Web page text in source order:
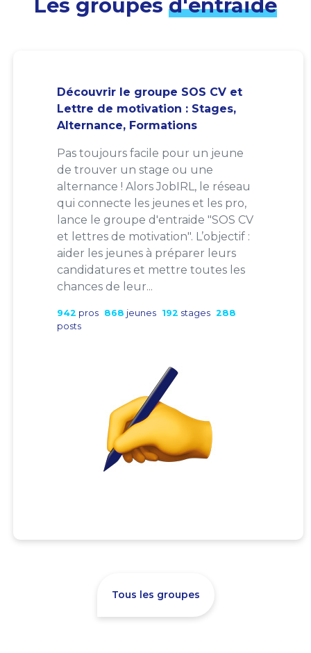
Les groupes d'entraide
Découvrir le groupe SOS CV et
Lettre de motivation : Stages,
Alternance, Formations
Pas toujours facile pour un jeune
de trouver un stage ou une
alternance ! Alors JobIRL, le réseau
qui connecte les jeunes et les pro,
lance le groupe d'entraide "SOS CV
et lettres de motivation". L’objectif :
aider les jeunes à préparer leurs
candidatures et mettre toutes les
chances de leur...
942 pros 868 jeunes 192 stages 288
posts
Tous les groupes